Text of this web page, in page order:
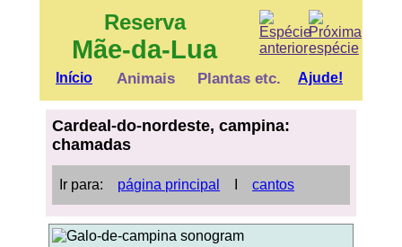
Reserva
Mãe-da-Lua
Início Animais Plantas etc. Ajude!
Cardeal-do-nordeste, campina:
chamadas
Ir para: página principal Ιcantos